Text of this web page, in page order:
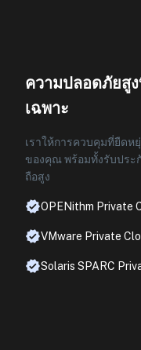
ความปลอดภัยสู
เฉพาะ
เราให้การควบคุมที่ยืดห
ของคุณ พร้อมทั้งรับประ
ถือสูง
OPENithm Private
VMware Private
Solaris SPARC